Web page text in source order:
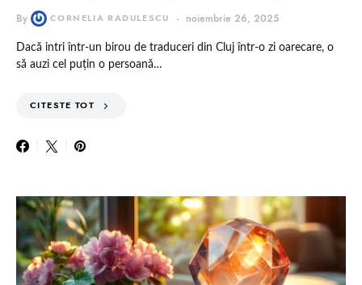
By CORNELIA RADULESCU noiembrie 26, 2025
Dacă intri într-un birou de traduceri din Cluj într-o zi oarecare, o
să auzi cel puțin o persoană…
CITESTE TOT